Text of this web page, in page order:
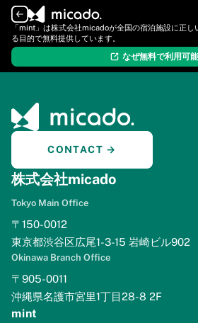
「mint」は株式会社micadoが全国の宿泊施設に正
る目的で無料提供しています。
なぜ無料で利用可
CONTACT →
株式会社micado
Tokyo Main Office
〒150-0012
東京都渋谷区広尾1-3-15 岩崎ビル902
Okinawa Branch Office
〒905-0011
沖縄県名護市宮里1丁目28-8 2F
mint